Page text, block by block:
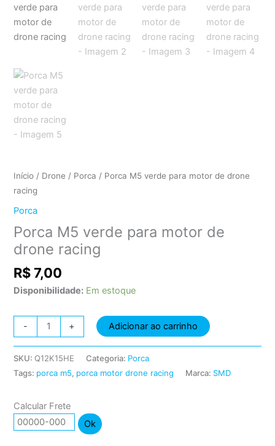
Início / Drone / Porca / Porca M5 verde para motor de drone
racing
Porca
Porca M5 verde para motor de
drone racing
R$7,00
Disponibilidade: Em estoque
-
M5
motor
drone
racing
+ Adicionar ao carrinho
SKU: Q12K15HE Categoria: Porca
Tags: porca m5, porca motor drone racing Marca: SMD
Calcular Frete
Ok